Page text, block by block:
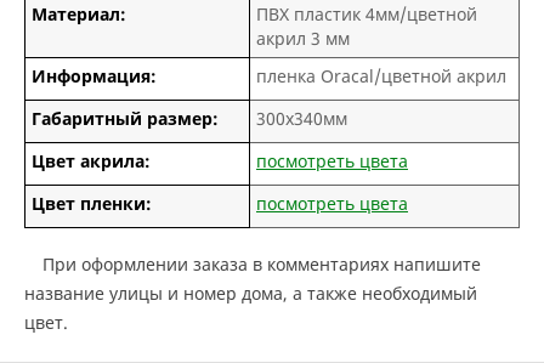
Материал:
ПВХ пластик 4мм/цветной
акрил 3 мм
Информация:
пленка Oracal/цветной акрил
Габаритный размер:
300х340мм
Цвет акрила:
посмотреть цвета
Цвет пленки:
посмотреть цвета
При оформлении заказа в комментариях напишите
название улицы и номер дома, а также необходимый
цвет.